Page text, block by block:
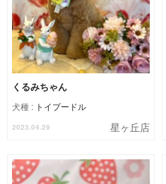
くるみちゃん
犬種 : トイプードル
2023.04.29 星ヶ丘店